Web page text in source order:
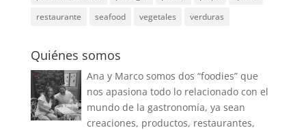
restaurante
seafood vegetales verduras
Quiénes somos
Ana y Marco somos dos “foodies” que
nos apasiona todo lo relacionado con el
mundo de la gastronomía, ya sean
creaciones, productos, restaurantes,